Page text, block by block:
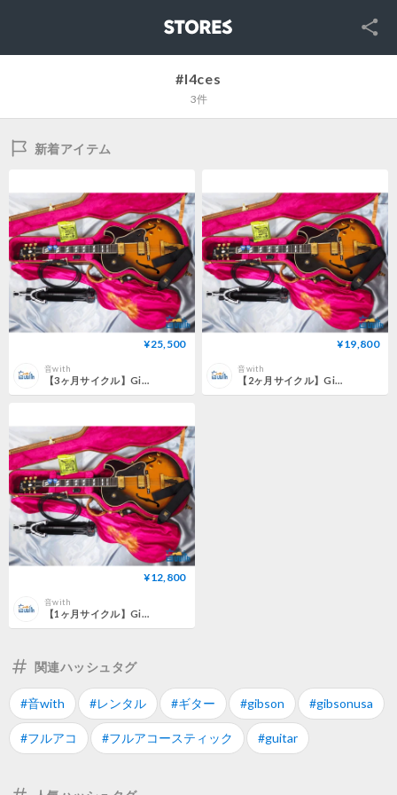
SNS
#l4ces
3件
新着アイテム
¥25,500
音with
【3ヶ月サイクル】Gibson USA L-4 CES＜G-0004＞
¥19,800
音with
【2ヶ月サイクル】Gibson USA L-4 CES＜G-0004＞
¥12,800
音with
【1ヶ月サイクル】Gibson USA L-4 CES＜G-0004＞
関連ハッシュタグ
#音with #レンタル #ギター #gibson #gibsonusa
#フルアコ #フルアコースティック #guitar